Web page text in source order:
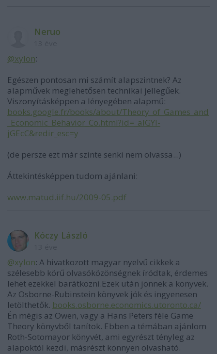
Neruo
@xylon:
Egészen pontosan mi számít alapszintnek? Az
alapművek meglehetősen technikai jellegűek.
Viszonyításképpen a lényegében alapmű:
books.google.fr/books/about/Theory_of_Games_and
_Economic_Behavior_Co.html?id=_aIGYI-
jGEcC&redir_esc=y
(de persze ezt már szinte senki nem olvassa...)
Áttekintésképpen tudom ajánlani:
www.matud.iif.hu/2009-05.pdf
Kóczy László
@xylon: A hivatkozott magyar nyelvű cikkek a
szélesebb körű olvasóközönségnek íródtak, érdemes
lehet ezekkel barátkozni.Ezek után jönnek a könyvek.
Az Osborne-Rubinstein könyvek jók és ingyenesen
letölthetők. books.osborne.economics.utoronto.ca/
Én mégis az Owen, vagy a Hans Peters féle Game
Theory könyvből tanítok. Ebben a témában ajánlom
Roth-Sotomayor könyvét, ami egyrészt tényleg az
alapoktól kezdi, másrészt könnyen olvasható.